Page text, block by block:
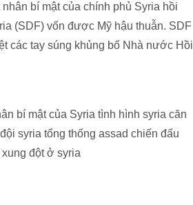
bí mật của chính phủ Syria hồi
(SDF) vốn được Mỹ hậu thuẫn. SDF
các tay súng khủng bố Nhà nước Hồi
bí mật của Syria tình hình syria căn
syria tổng thống assad chiến đấu
đột ở syria